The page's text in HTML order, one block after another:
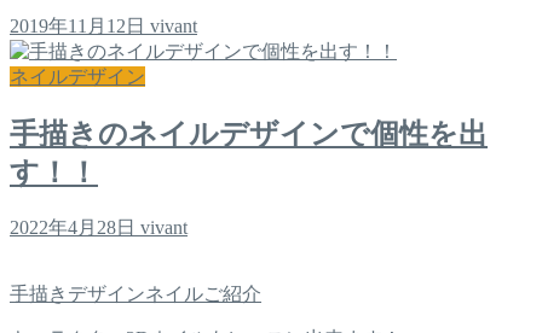
2019年11月12日 vivant
ネイルデザイン
手描きのネイルデザインで個性を出
す！！
2022年4月28日 vivant
手描きデザインネイルご紹介